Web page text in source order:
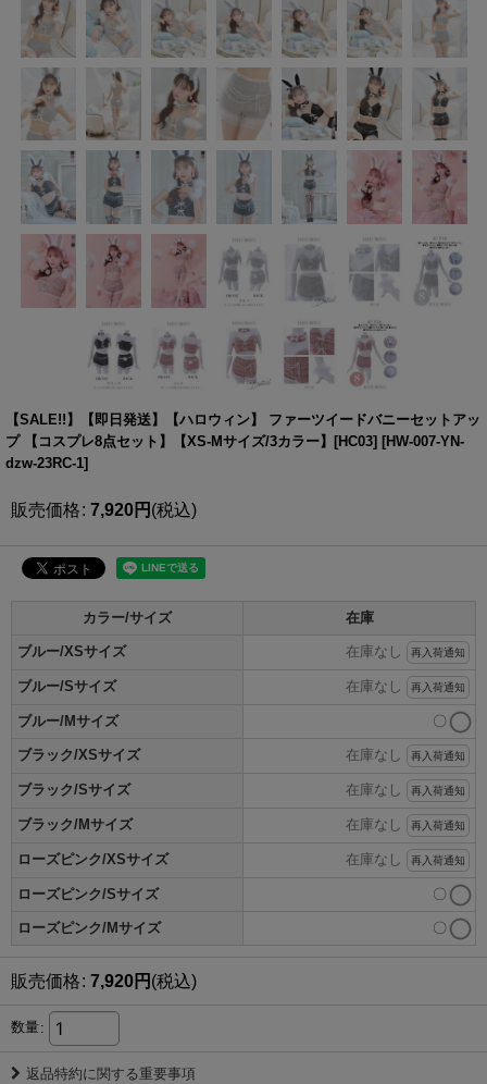
【SALE!!】【即日発送】【ハロウィン】 ファーツイードバニーセットアッ
プ 【コスプレ8点セット】【XS-Mサイズ/3カラー】[HC03] [HW-007-YN-
dzw-23RC-1]
販売価格: 7,920円 (税込)
カラー/サイズ 在庫
ブルー/XSサイズ 在庫なし 再入荷通知
ブルー/Sサイズ 在庫なし 再入荷通知
ブルー/Mサイズ 〇
ブラック/XSサイズ 在庫なし 再入荷通知
ブラック/Sサイズ 在庫なし 再入荷通知
ブラック/Mサイズ 在庫なし 再入荷通知
ローズピンク/XSサイズ 在庫なし 再入荷通知
ローズピンク/Sサイズ 〇
ローズピンク/Mサイズ 〇
販売価格: 7,920円 (税込)
数量:
返品特約に関する重要事項